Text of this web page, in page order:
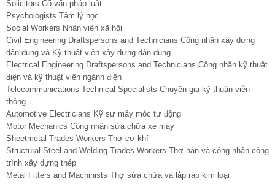
Solicitors Cố vấn pháp luật
Psychologists Tâm lý học
Social Workers Nhân viên xã hội
Civil Engineering Draftspersons and Technicians Công nhân xây dựng
dân dụng và Kỹ thuật viên xây dựng dân dụng
Electrical Engineering Draftspersons and Technicians Công nhân kỹ thuật
điện và kỹ thuật viên ngành điện
Telecommunications Technical Specialists Chuyên gia kỹ thuận viễn
thông
Automotive Electricians Kỹ sư máy móc tự động
Motor Mechanics Công nhân sửa chữa xe máy
Sheetmetal Trades Workers Thợ cơ khí
Structural Steel and Welding Trades Workers Thợ hàn và công nhân công
trình xây dựng thép
Metal Fitters and Machinists Thợ sửa chữa và lắp ráp kim loại